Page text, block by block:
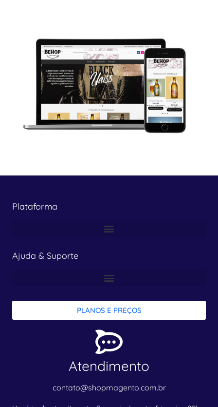
Plataforma
Ajuda & Suporte
PLANOS E PREÇOS
Atendimento
contato@shopmagento.com.br